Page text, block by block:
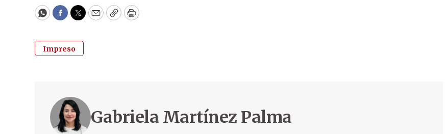
WhatsApp
Facebook
Twitter
EmailCopyPrint
Impreso
Gabriela Martínez Palma